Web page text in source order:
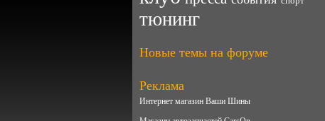
тюнинг
Новые темы на форуме
Реклама
Интернет магазин Ваши Шины